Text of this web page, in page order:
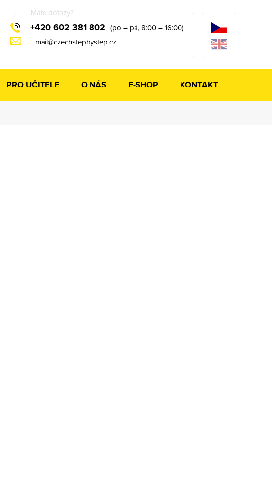
Máte dotazy?
+420 602 381 802
(po – pá, 8:00 – 16:00)
mail@czechstepbystep.cz
PRO UČITELE O NÁS E-SHOP KONTAKT